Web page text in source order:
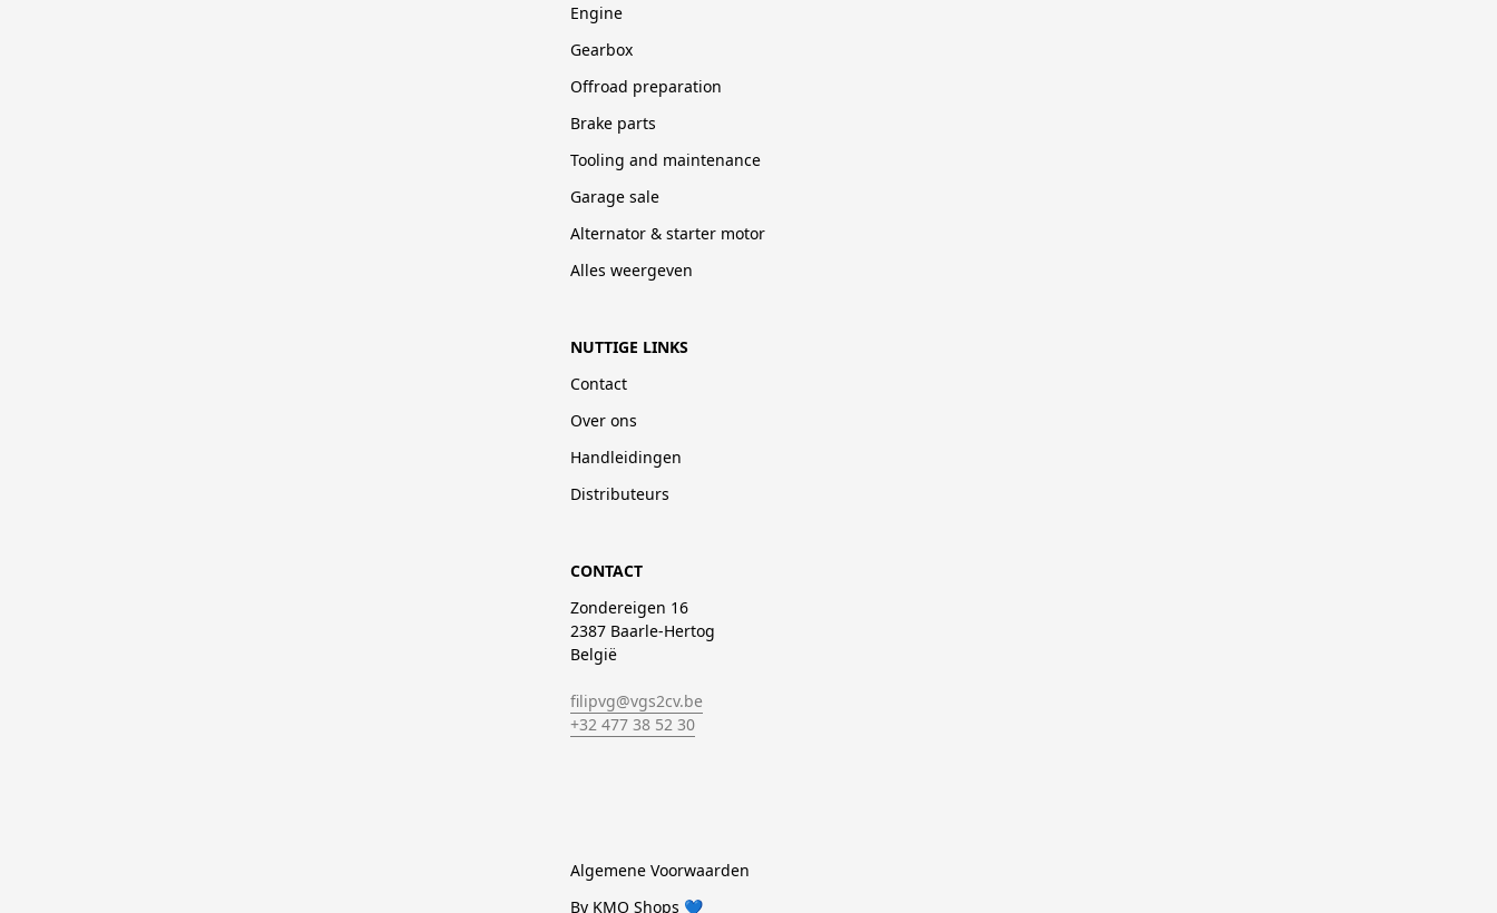
Engine
Gearbox
Offroad preparation
Brake parts
Tooling and maintenance
Garage sale
Alternator & starter motor
Alles weergeven
NUTTIGE LINKS
Contact
Over ons
Handleidingen
Distributeurs
CONTACT
Zondereigen 16
2387 Baarle-Hertog
België
filipvg@vgs2cv.be
+32 477 38 52 30
Algemene Voorwaarden
By KMO Shops 💙